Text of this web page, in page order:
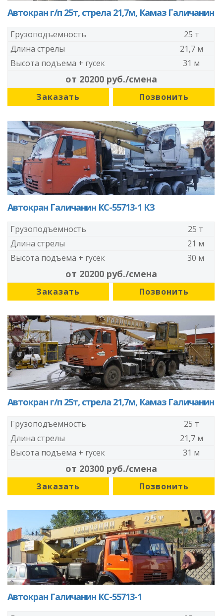
Автокран г/п 25т, стрела 21,7м, Камаз Галичанин
Грузоподъемность
25 т
Длина стрелы
21,7 м
Высота подъема + гусек
31 м
от 20200 руб./смена
Заказать Позвонить
Автокран Галичанин КС-55713-1 КЗ
Грузоподъемность
25 т
Длина стрелы
21 м
Высота подъема + гусек
30 м
от 20200 руб./смена
Заказать Позвонить
Автокран г/п 25т, стрела 21,7м, Камаз Галичанин
Грузоподъемность
25 т
Длина стрелы
21,7 м
Высота подъема + гусек
31 м
от 20300 руб./смена
Заказать Позвонить
Автокран Галичанин КС-55713-1